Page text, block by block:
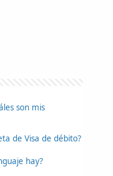
son mis
de Visa de débito?
hay?